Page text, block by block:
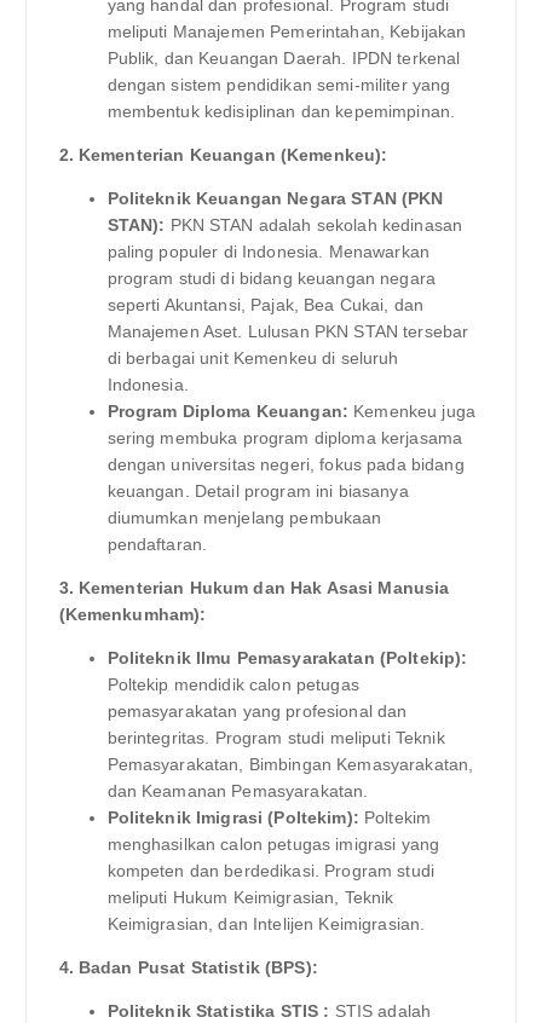
yang handal dan profesional. Program studi
meliputi Manajemen Pemerintahan, Kebijakan
Publik, dan Keuangan Daerah. IPDN terkenal
dengan sistem pendidikan semi-militer yang
membentuk kedisiplinan dan kepemimpinan.
2. Kementerian Keuangan (Kemenkeu):
Politeknik Keuangan Negara STAN (PKN
STAN): PKN STAN adalah sekolah kedinasan
paling populer di Indonesia. Menawarkan
program studi di bidang keuangan negara
seperti Akuntansi, Pajak, Bea Cukai, dan
Manajemen Aset. Lulusan PKN STAN tersebar
di berbagai unit Kemenkeu di seluruh
Indonesia.
Program Diploma Keuangan: Kemenkeu juga
sering membuka program diploma kerjasama
dengan universitas negeri, fokus pada bidang
keuangan. Detail program ini biasanya
diumumkan menjelang pembukaan
pendaftaran.
3. Kementerian Hukum dan Hak Asasi Manusia
(Kemenkumham):
Politeknik Ilmu Pemasyarakatan (Poltekip):
Poltekip mendidik calon petugas
pemasyarakatan yang profesional dan
berintegritas. Program studi meliputi Teknik
Pemasyarakatan, Bimbingan Kemasyarakatan,
dan Keamanan Pemasyarakatan.
Politeknik Imigrasi (Poltekim): Poltekim
menghasilkan calon petugas imigrasi yang
kompeten dan berdedikasi. Program studi
meliputi Hukum Keimigrasian, Teknik
Keimigrasian, dan Intelijen Keimigrasian.
4. Badan Pusat Statistik (BPS):
Politeknik Statistika STIS : STIS adalah